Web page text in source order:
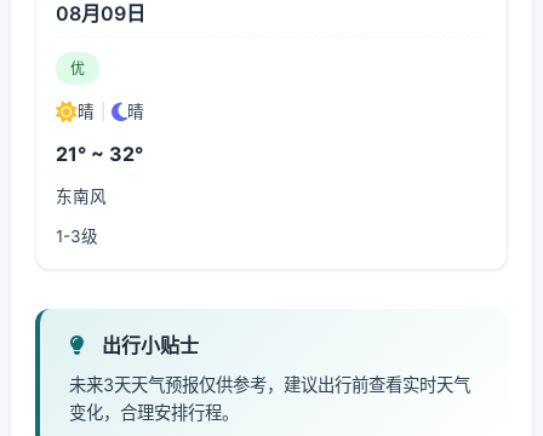
08月09日
优
晴 晴
21° ~ 32°
东南风
1-3级
出行小贴士
未来3天天气预报仅供参考，建议出行前查看实时天气
变化，合理安排行程。